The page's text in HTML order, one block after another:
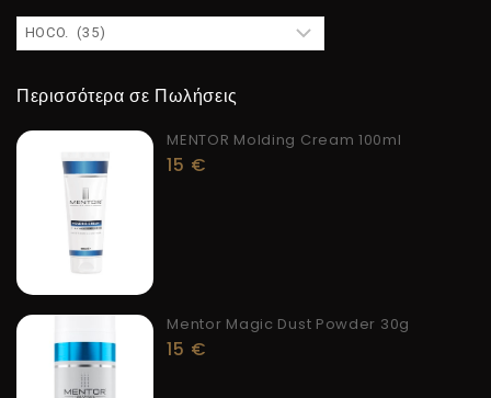
Περισσότερα σε Πωλήσεις
MENTOR Molding Cream 100ml
15 €
Mentor Magic Dust Powder 30g
15 €